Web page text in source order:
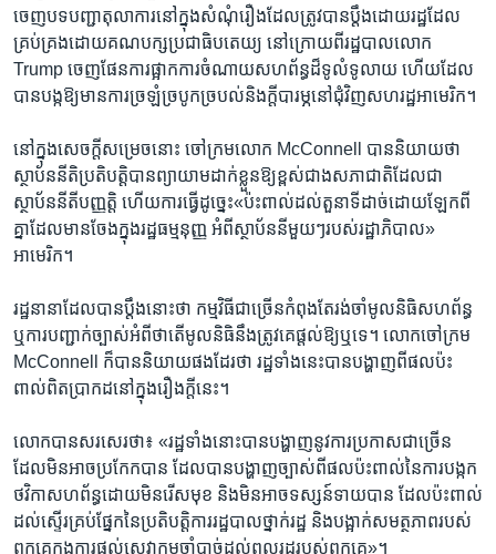
ចេញ​បទបញ្ជា​តុលាការ​នៅ​ក្នុង​សំណុំ​រឿង​ដែល​ត្រូវ​បាន​ប្តឹង​ដោយ​រដ្ឋ​ដែល​
គ្រប់គ្រង​ដោយ​គណបក្ស​ប្រជាធិបតេយ្យ នៅ​ក្រោយ​ពី​រដ្ឋបាល​លោក
Trump ចេញ​ផែនការ​ផ្អាក​ការ​ចំណាយ​សហព័ន្ធ​ដ៏​ទូលំទូលាយ ហើយ​ដែល​
បាន​បង្ក​ឱ្យ​មាន​ការ​ច្រឡំ​ច្របូកច្របល់​និង​ក្តីបារម្ភ​នៅ​ជុំវិញ​សហរដ្ឋ​អាមេរិក។​
នៅ​ក្នុង​សេចក្តី​សម្រេច​នោះ ចៅក្រម​លោក McConnell បាន​និយាយ​ថា
ស្ថាប័ន​នីតិប្រតិបត្តិ​បាន​ព្យាយាម​ដាក់​ខ្លួន​ឱ្យ​ខ្ពស់​ជាង​សភា​ជាតិ​ដែល​ជា​
ស្ថាប័ន​នីតីបញ្ញត្តិ ហើយ​ការ​ធ្វើ​ដូច្នេះ​«ប៉ះពាល់​ដល់​តួនាទី​ដាច់​ដោយ​ឡែក​ពី​
គ្នា​ដែល​មាន​ចែង​ក្នុង​រដ្ឋធម្មនុញ្ញ អំពី​ស្ថាប័ន​នីមួយៗ​របស់​រដ្ឋាភិបាល‍»​
អាមេរិក។
រដ្ឋ​នានា​ដែល​បាន​ប្តឹង​នោះ​ថា កម្មវិធី​ជា​ច្រើន​កំពុង​តែ​រង់ចាំ​មូលនិធិ​សហព័ន្ធ​
ឬ​ការ​បញ្ជាក់​ច្បាស់​អំពី​ថា​តើ​មូលនិធិ​នឹង​ត្រូវ​គេ​ផ្តល់​ឱ្យ​ឬ​ទេ។ លោក​ចៅក្រម​
McConnell ក៏​បាន​និយាយ​ផង​ដែរ​ថា រដ្ឋ​ទាំង​នេះ​បាន​បង្ហាញ​ពី​ផល​ប៉ះ
ពាល់​ពិតប្រាកដ​នៅ​ក្នុង​រឿង​ក្តី​នេះ។
លោក​បាន​សរសេរ​ថា៖ «រដ្ឋ​ទាំង​នោះ​បាន​បង្ហាញ​នូវ​ការ​ប្រកាស​ជា​ច្រើន​
ដែល​មិន​អាច​ប្រកែក​បាន ដែល​បាន​បង្ហាញ​ច្បាស់​ពី​ផល​ប៉ះពាល់​នៃ​ការ​បង្កក​
ថវិកា​សហព័ន្ធ​ដោយ​មិន​រើស​មុខ និង​មិន​អាច​ទស្សន៍ទាយ​បាន ដែល​ប៉ះពាល់​
ដល់​ស្ទើរ​គ្រប់​ផ្នែក​នៃ​ប្រតិបត្តិការ​រដ្ឋបាល​ថ្នាក់​រដ្ឋ ​និង​បង្អាក់​សមត្ថភាព​របស់​
ពួក​គេ​ក្នុង​ការ​ផ្តល់​សេវាកម្ម​ចាំបាច់​ដល់​ពលរដ្ឋ​របស់​ពួក​គេ‍»។